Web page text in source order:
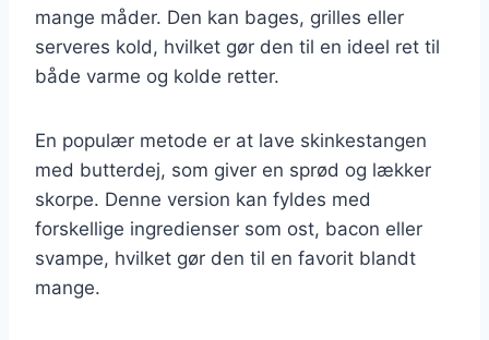
mange måder. Den kan bages, grilles eller
serveres kold, hvilket gør den til en ideel ret til
både varme og kolde retter.
En populær metode er at lave skinkestangen
med butterdej, som giver en sprød og lækker
skorpe. Denne version kan fyldes med
forskellige ingredienser som ost, bacon eller
svampe, hvilket gør den til en favorit blandt
mange.